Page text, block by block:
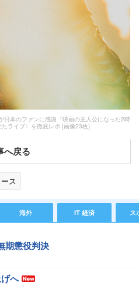
日本のファンに感謝「映画の主人公になった2時
ライブ〉を徹底レポ [画像23枚]
へ戻る
ス
海外 IT 経済 ス
期懲役判決
へ